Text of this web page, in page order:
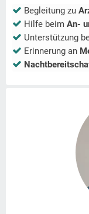
Begleitung zu
Hilfe beim An-
Unterstützung
Erinnerung an